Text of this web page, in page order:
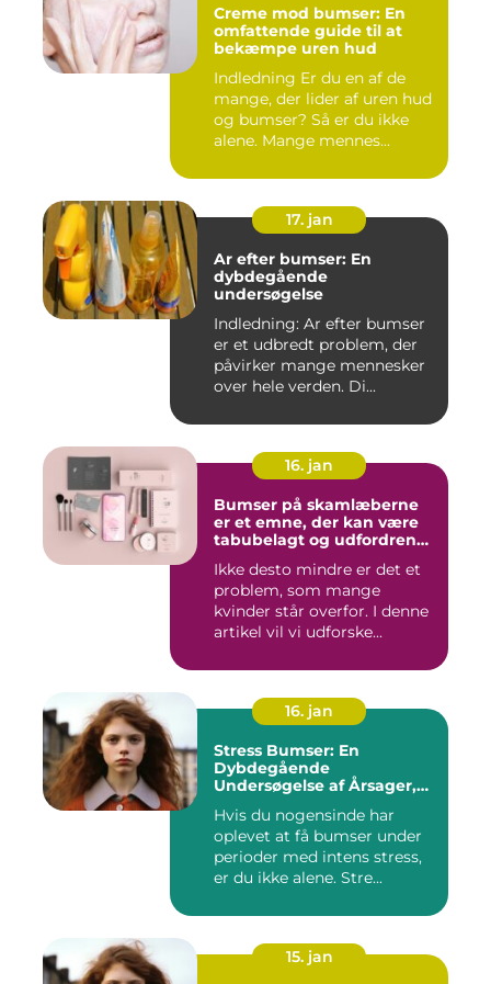
Creme mod bumser: En
omfattende guide til at
bekæmpe uren hud
Indledning Er du en af de
mange, der lider af uren hud
og bumser? Så er du ikke
alene. Mange mennes...
17. jan
Ar efter bumser: En
dybdegående
undersøgelse
Indledning: Ar efter bumser
er et udbredt problem, der
påvirker mange mennesker
over hele verden. Di...
16. jan
Bumser på skamlæberne
er et emne, der kan være
tabubelagt og udfordrende
Ikke desto mindre er det et
problem, som mange
kvinder står overfor. I denne
artikel vil vi udforske...
16. jan
Stress Bumser: En
Dybdegående
Undersøgelse af Årsager,
Hvis du nogensinde har
oplevet at få bumser under
perioder med intens stress,
er du ikke alene. Stre...
15. jan